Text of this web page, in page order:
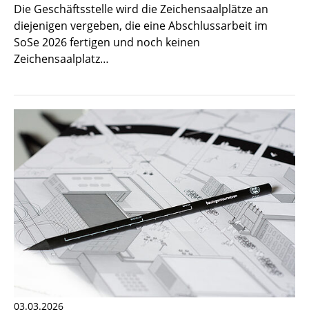
Die Geschäftsstelle wird die Zeichensaalplätze an
diejenigen vergeben, die eine Abschlussarbeit im
SoSe 2026 fertigen und noch keinen
Zeichensaalplatz…
03.03.2026